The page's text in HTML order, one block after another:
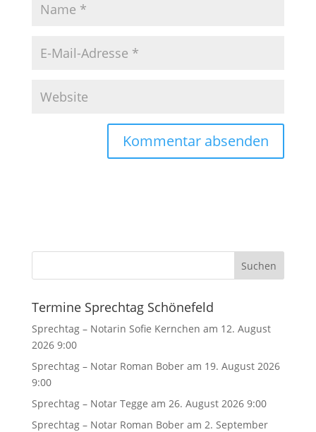
Termine Sprechtag Schönefeld
Sprechtag – Notarin Sofie Kernchen am 12. August
2026 9:00
Sprechtag – Notar Roman Boberam 19. August 2026
9:00
Sprechtag – Notar Tegge am 26. August 2026 9:00
Sprechtag – Notar Roman Boberam 2. September